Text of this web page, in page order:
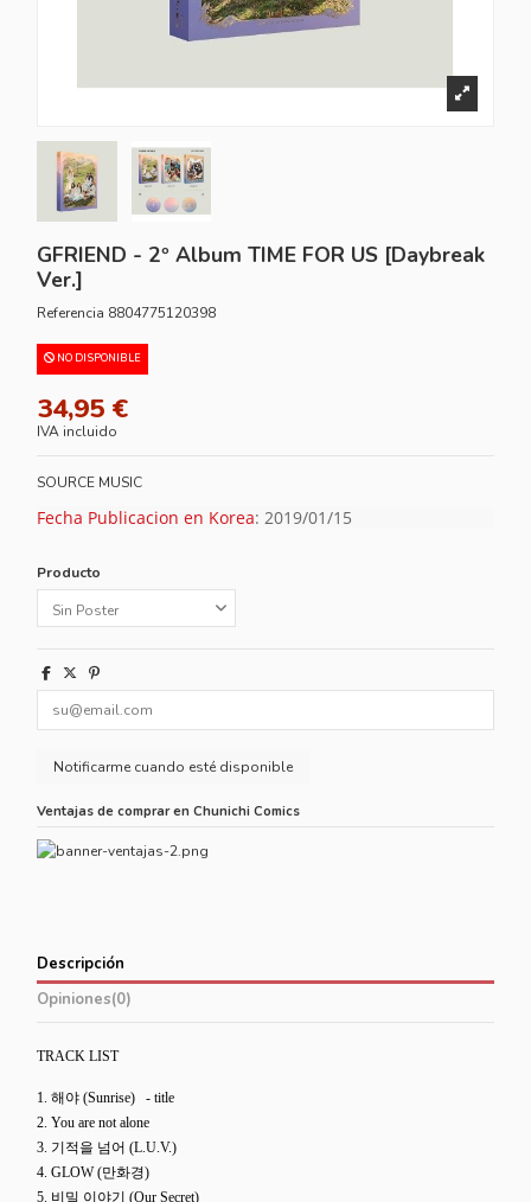
GFRIEND - 2º Album TIME FOR US [Daybreak
Ver.]
Referencia 8804775120398
NO DISPONIBLE
34,95 €
IVA incluido
SOURCE MUSIC
Fecha Publicacion en Korea: 2019/01/15
Producto
Ventajas de comprar en Chunichi Comics
Descripción
Opiniones(0)
TRACK LIST
1. 해야 (Sunrise) - title
2. You are not alone
3. 기적을 넘어 (L.U.V.)
4. GLOW (만화경)
5. 비밀 이야기 (Our Secret)